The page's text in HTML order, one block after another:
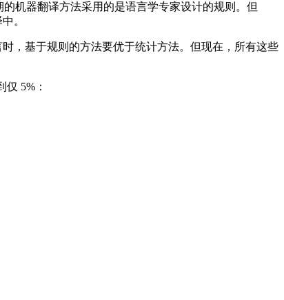
机器翻译方法采用的是语言学专家设计的规则。但
。
，基于规则的方法要优于统计方法。但现在，所有这些
5%：